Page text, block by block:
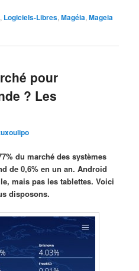
, Logiciels-Libres,Magéia,Mageia
pour
? Les
du marché des systèmes
de 0,6% en un an. Android
mais pas les tablettes. Voici
disposons.